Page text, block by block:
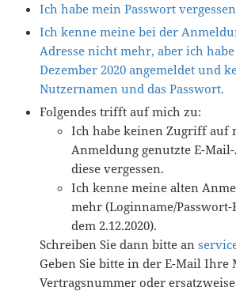
Ich habe mein Passwort vergessen
Ich kenne meine bei der
Adresse nicht mehr, aber ich
Dezember 2020 angemeldet und
Nutzernamen und das Passwort.
Folgendes trifft auf mich zu:
Ich habe keinen Zugriff auf
Anmeldung genutzte E-
diese vergessen.
Ich kenne meine alten
mehr (Loginname/
dem 2.12.2020).
Schreiben Sie dann bitte an
Geben Sie bitte in der E-Mail Ihre
Vertragsnummer oder